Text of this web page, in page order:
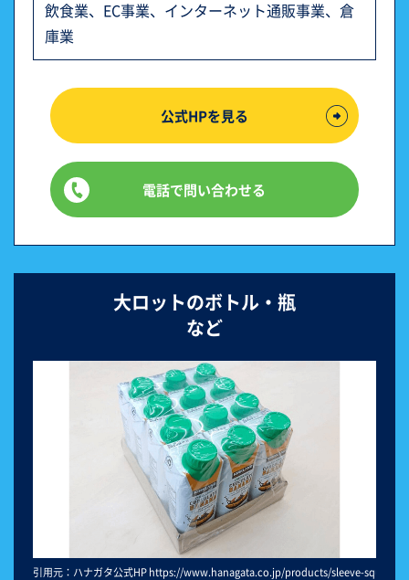
飲食業、EC事業、インターネット通販事業、倉
庫業
公式HPを見る
電話で問い合わせる
大ロットのボトル・瓶
など
引用元：ハナガタ公式HP https://www.hanagata.co.jp/products/sleeve-square/